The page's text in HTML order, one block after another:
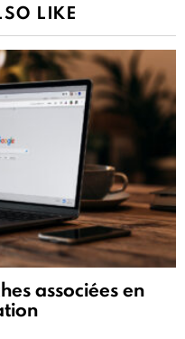
LIKE
associées en